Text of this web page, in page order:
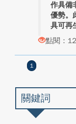
作具備
優勢。
具可再
點閱：
1
關鍵詞